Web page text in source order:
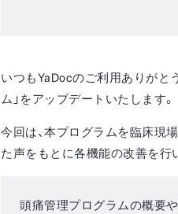
いつもYaDocのご利用ありがと
ム」をアップデートいたします。
今回は、本プログラムを臨床現
た声をもとに各機能の改善を行
頭痛管理プログラムの概要